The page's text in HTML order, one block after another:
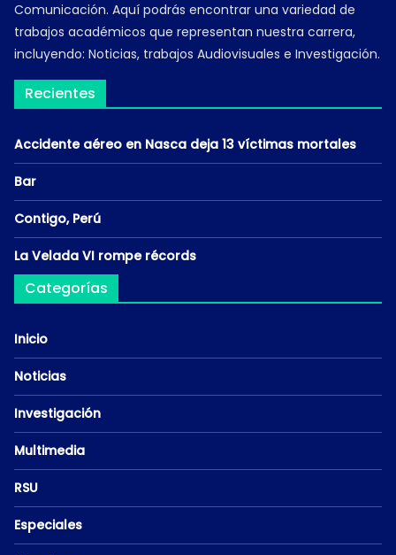
Comunicación. Aquí podrás encontrar una variedad de
trabajos académicos que representan nuestra carrera,
incluyendo: Noticias, trabajos Audiovisuales e Investigación.
Recientes
Accidente aéreo en Nasca deja 13 víctimas mortales
Bar
Contigo, Perú
La Velada VI rompe récords
Categorías
Inicio
Noticias
Investigación
Multimedia
RSU
Especiales